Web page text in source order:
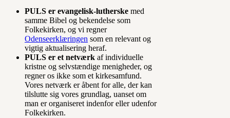
PULS er evangelisk-lutherske med
samme Bibel og bekendelse som
Folkekirken, og vi regner
Odenseerklæringen som en relevant og
vigtig aktualisering heraf.
PULS er et netværk af individuelle
kristne og selvstændige menigheder, og
regner os ikke som et kirkesamfund.
Vores netværk er åbent for alle, der kan
tilslutte sig vores grundlag, uanset om
man er organiseret indenfor eller udenfor
Folkekirken.